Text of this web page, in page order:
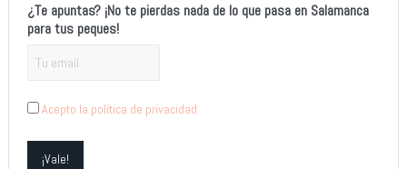
¿Te apuntas? ¡No te pierdas nada de lo que pasa en Salamanca
para tus peques!
Acepto la política de privacidad